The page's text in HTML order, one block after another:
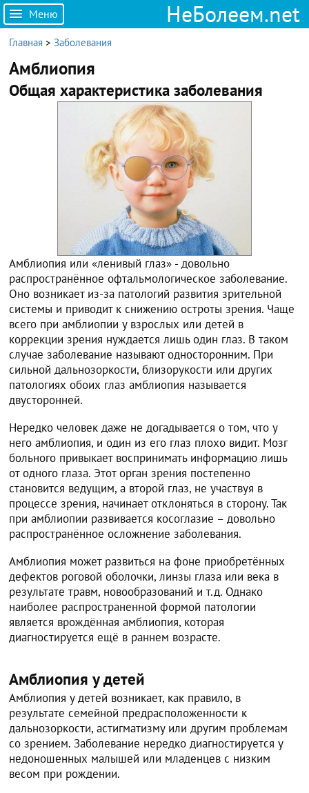
Меню НеБолеем.net
Главная >Заболевания
Амблиопия
Общая характеристика заболевания
Амблиопия или «ленивый глаз» - довольно
распространённое офтальмологическое заболевание.
Оно возникает из-за патологий развития зрительной
системы и приводит к снижению остроты зрения. Чаще
всего при амблиопии у взрослых или детей в
коррекции зрения нуждается лишь один глаз. В таком
случае заболевание называют односторонним. При
сильной дальнозоркости, близорукости или других
патологиях обоих глаз амблиопия называется
двусторонней.
Нередко человек даже не догадывается о том, что у
него амблиопия, и один из его глаз плохо видит. Мозг
больного привыкает воспринимать информацию лишь
от одного глаза. Этот орган зрения постепенно
становится ведущим, а второй глаз, не участвуя в
процессе зрения, начинает отклоняться в сторону. Так
при амблиопии развивается косоглазие – довольно
распространённое осложнение заболевания.
Амблиопия может развиться на фоне приобретённых
дефектов роговой оболочки, линзы глаза или века в
результате травм, новообразований и т.д. Однако
наиболее распространенной формой патологии
является врождённая амблиопия, которая
диагностируется ещё в раннем возрасте.
Амблиопия у детей
Амблиопия у детей возникает, как правило, в
результате семейной предрасположенности к
дальнозоркости, астигматизму или другим проблемам
со зрением. Заболевание нередко диагностируется у
недоношенных малышей или младенцев с низким
весом при рождении.